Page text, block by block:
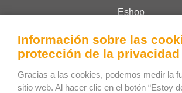
Eshop
Privacy Policy
Bee Interactive s.r.o.
Información sobre las
protección de la privacidad
Gracias a las cookies, podemos medir la
sitio web. Al hacer clic en el botón “Estoy